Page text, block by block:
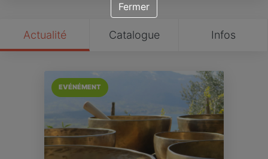
Actualité Catalogue Infos
EVÉNÉMENT
Fermer